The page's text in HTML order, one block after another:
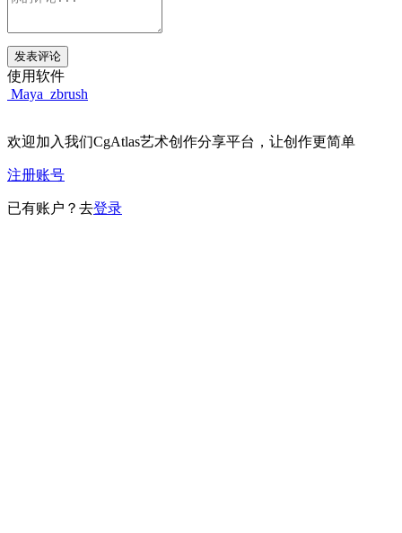
发表评论
使用软件
Maya zbrush
欢迎加入我们CgAtlas艺术创作分享平台，让创作更简单
注册账号
已有账户？去登录